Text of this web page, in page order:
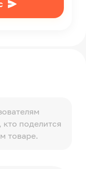
поделится
товаре.